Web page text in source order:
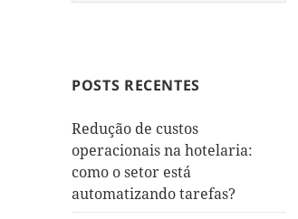
POSTS RECENTES
Redução de custos
operacionais na hotelaria:
como o setor está
automatizando tarefas?